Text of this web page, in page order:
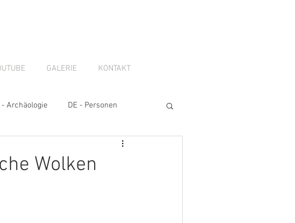
GALERIE KONTAKT
- Archäologie DE - Personen
Wolken